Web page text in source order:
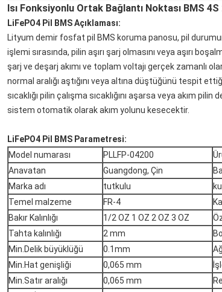
Isı Fonksiyonlu Ortak Bağlantı Noktası BMS
LiFePO4 Pil BMS Açıklaması:
Lityum demir fosfat pil BMS koruma panosu, pil
işlemi sırasında, pilin aşırı şarj olmasını veya aşırı
şarj ve deşarj akımı ve toplam voltajı gerçek zamanlı
normal aralığı aştığını veya altına düştüğünü tespit
sıcaklığı pilin çalışma sıcaklığını aşarsa veya akım
sistem otomatik olarak akım yolunu kesecektir.
LiFePO4 Pil BMS Parametresi:
Model numarası
PLLFP-04200
Anavatan
Guangdong, Çin
Marka adı
tutkulu
Temel malzeme
FR-4
Bakır Kalınlığı
1/2 OZ 1 OZ 2 OZ 3 OZ
Tahta kalınlığı
2 mm
Min.Delik büyüklüğü
0.1mm
Min.Hat genişliği
0,065 mm
Min.Satır aralığı
0,065 mm